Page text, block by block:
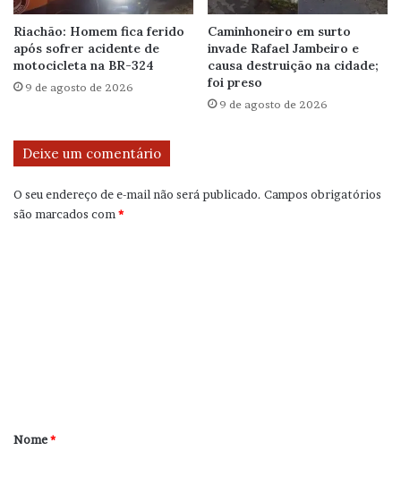
Riachão: Homem fica ferido
após sofrer acidente de
motocicleta na BR-324
9 de agosto de 2026
Caminhoneiro em surto
invade Rafael Jambeiro e
causa destruição na cidade;
foi preso
9 de agosto de 2026
Deixe um comentário
O seu endereço de e-mail não será publicado. Campos obrigatórios
são marcados com *
r
Nome*